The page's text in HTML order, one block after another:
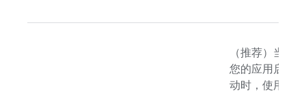
（推荐）当
您的应用启
动时，使用